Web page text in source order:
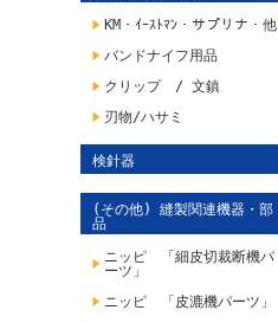
KM・ｲｰｽﾄﾏﾝ・サプリナ・他
バンドナイフ用品
クリップ / 文鎮
刃物/ハサミ
検針器
(その他) 縫製関連機器・部
品
ニッピ 「細皮切裁断機パ
ーツ」
ニッピ 「皮漉機パーツ」